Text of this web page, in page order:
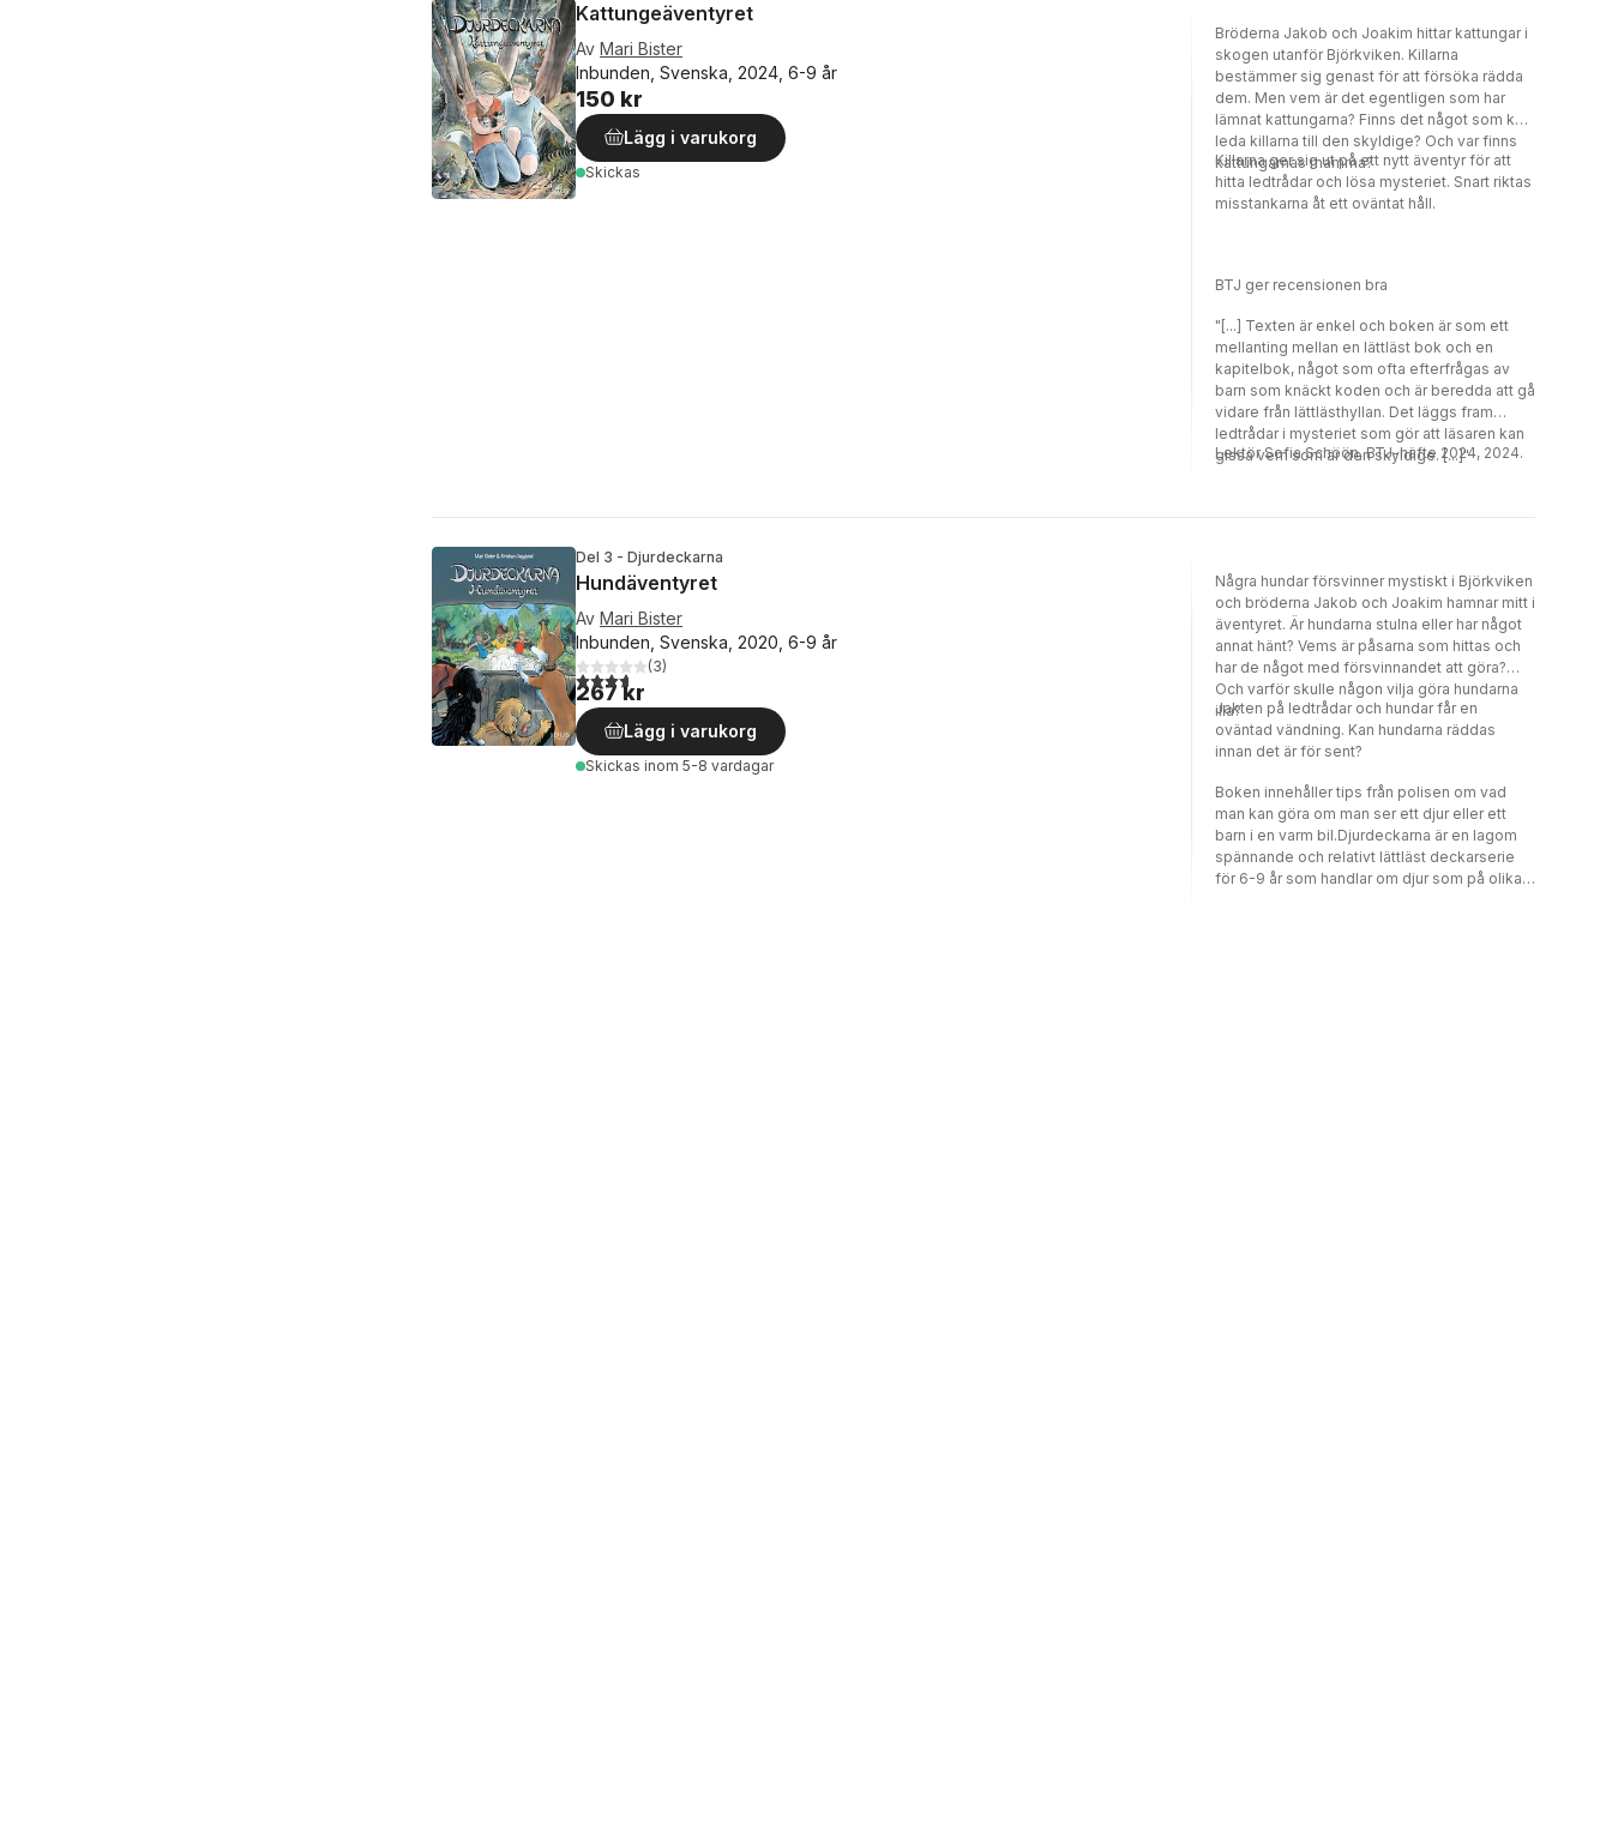
Kattungeäventyret
Av Mari Bister
Inbunden, Svenska, 2024, 6-9 år
150 kr
Lägg i varukorg
Skickas
Bröderna Jakob och Joakim hittar kattungar i
skogen utanför Björkviken. Killarna
bestämmer sig genast för att försöka rädda
dem. Men vem är det egentligen som har
lämnat kattungarna? Finns det något som kan
leda killarna till den skyldige? Och var finns
kattungarnas mamma?
Killarna ger sig ut på ett nytt äventyr för att
hitta ledtrådar och lösa mysteriet. Snart riktas
misstankarna åt ett oväntat håll.
BTJ ger recensionen bra
"[...] Texten är enkel och boken är som ett
mellanting mellan en lättläst bok och en
kapitelbok, något som ofta efterfrågas av
barn som knäckt koden och är beredda att gå
vidare från lättlästhyllan. Det läggs fram
ledtrådar i mysteriet som gör att läsaren kan
gissa vem som är den skyldige. [...]"
Lektör Sofia Schöön, BTJ-häfte 2024, 2024.
Del 3 - Djurdeckarna
Hundäventyret
Av Mari Bister
Inbunden, Svenska, 2020, 6-9 år
3,7utav 5 stjärnor. Totalt antal röster:
(3)
267 kr
Lägg i varukorg
Skickas inom 5-8 vardagar
Några hundar försvinner mystiskt i Björkviken
och bröderna Jakob och Joakim hamnar mitt i
äventyret. Är hundarna stulna eller har något
annat hänt? Vems är påsarna som hittas och
har de något med försvinnandet att göra?
Och varför skulle någon vilja göra hundarna
illa?
Jakten på ledtrådar och hundar får en
oväntad vändning. Kan hundarna räddas
innan det är för sent?
Boken innehåller tips från polisen om vad
man kan göra om man ser ett djur eller ett
barn i en varm bil.Djurdeckarna är en lagom
spännande och relativt lättläst deckarserie
för 6-9 år som handlar om djur som på olika